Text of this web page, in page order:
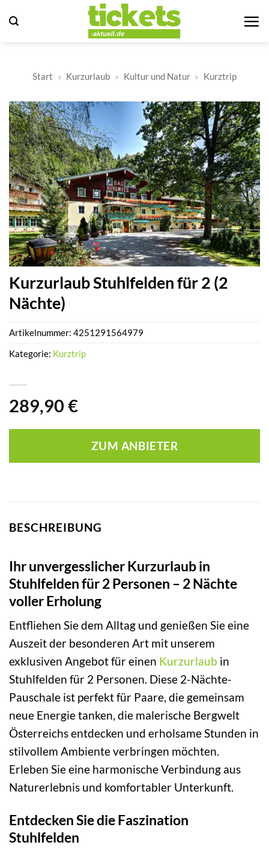
Inhalt
Start » Kurzurlaub » Kultur und Natur » Kurztrip
Kurzurlaub Stuhlfelden für 2 (2
Nächte)
289,90 €
ZUM ANBIETER
Artikelnummer: 4251291564979
Kategorie: Kurztrip
BESCHREIBUNG
Ihr unvergesslicher Kurzurlaub in
Stuhlfelden für 2 Personen – 2 Nächte
voller Erholung
Entfliehen Sie dem Alltag und genießen Sie eine
Auszeit der besonderen Art mit unserem
exklusiven Angebot für einen Kurzurlaub in
Stuhlfelden für 2 Personen. Diese 2-Nächte-
Pauschale ist perfekt für Paare, die gemeinsam
neue Energie tanken, die malerische Bergwelt
Österreichs entdecken und erholsame Stunden in
stilvollem Ambiente verbringen möchten.
Erleben Sie eine harmonische Verbindung aus
Naturerlebnis und komfortabler Unterkunft.
Entdecken Sie die Faszination
Stuhlfelden